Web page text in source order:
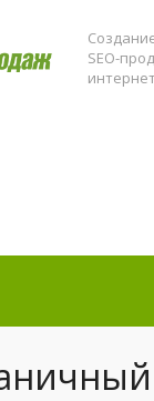
SEO-